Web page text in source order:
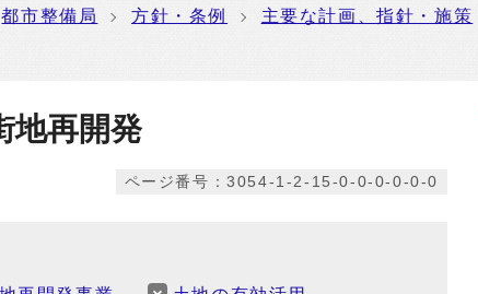
都市整備局 方針・条例 主要な計画、指針・施策
地再開発
ページ番号：3054-1-2-15-0-0-0-0-0-0